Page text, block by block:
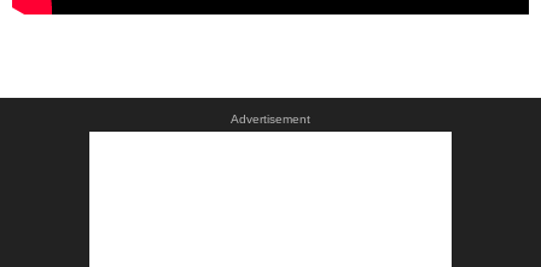
Advertisement